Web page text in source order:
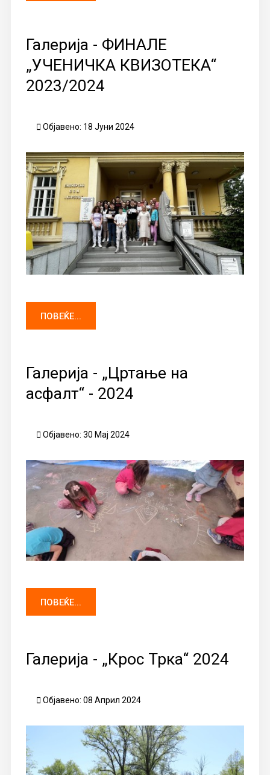
Галерија - ФИНАЛЕ
„УЧЕНИЧКА КВИЗОТЕКА“
2023/2024
Објавено: 18 Јуни 2024
ПОВЕЌЕ...
Галерија - „Цртање на
асфалт“ - 2024
Објавено: 30 Мај 2024
ПОВЕЌЕ...
Галерија - „Крос Трка“ 2024
Објавено: 08 Април 2024